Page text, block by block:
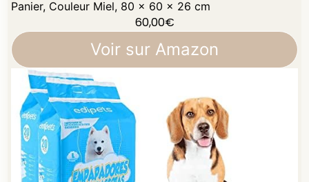
Panier, Couleur Miel, 80 x 60 x 26 cm
60,00€
Voir sur Amazon